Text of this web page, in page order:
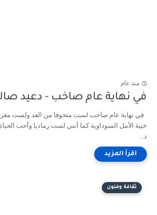
منذ عام
في نهاية عام صاخب - دعيد
في نهاية عام صاخب لست متخوفا من الغد ولست مغرقا
خيبة الأمل السوداوية كما أنني لست رماديا وأحب
د...
ثقافة وفنون